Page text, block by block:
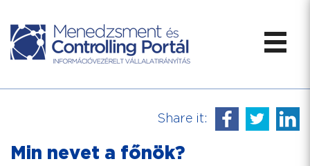
Share it:
Min nevet a főnök?